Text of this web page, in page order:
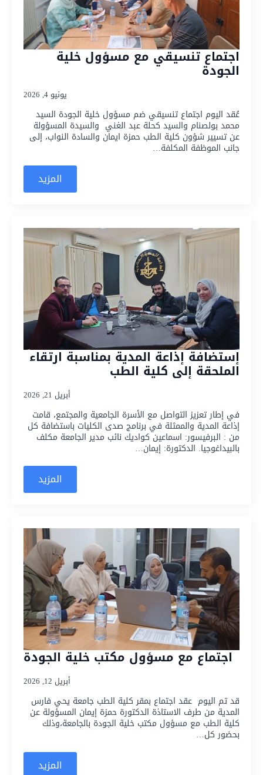
اجتماع تنسيقي مع مسؤول خلية
الجودة
يونيو 4, 2026
عُقد اليوم اجتماع تنسيقي ضم مسؤول خلية الجودة السيد
محمد بولصنام والسيد كحلة عبد الغني والسيدة المسؤولة
عن تسيير شؤون كلية الطب حمزة ايمان والسادة النواب، إلى
جانب الموظفة المكلفة…
المزيد
إستضافة إذاعة المدية بمناسبة ارتقاء
الملحقة إلى كلية الطب
أبريل 21, 2026
في إطار تعزيز التواصل مع الأسرة الجامعية والمجتمع، قامت
إذاعة المدية والممثلة في برنامج صدى الكليات باستضافة كل
من : البرفيسور: اسماعين كواديك نائب مدير الجامعة مكلف
بالبيداغوجيا. الدكتورة: إيمان…
المزيد
اجتماع مع مسؤول مكتب خلية الجودة
أبريل 12, 2026
قد تم اليوم عقد اجتماع بمقر كلية الطب جامعة يحي فارس
المدية من طرف الاستاذة الدكتورة حمزة إيمان المسؤولة عن
كلية الطب مع مسؤول مكتب خلية الجودة بالجامعة،وذلك
بحضور كل…
المزيد